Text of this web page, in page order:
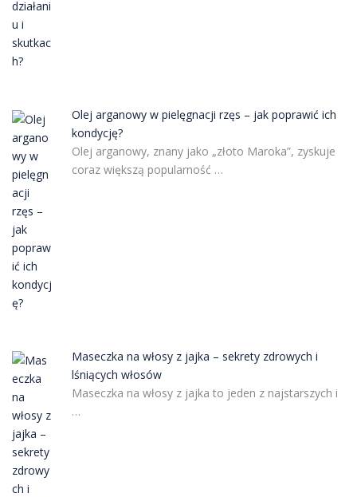
Olej arganowy w pielęgnacji rzęs – jak poprawić ich
kondycję?
Olej arganowy, znany jako „złoto Maroka”, zyskuje
coraz większą popularność …
Maseczka na włosy z jajka – sekrety zdrowych i
lśniących włosów
Maseczka na włosy z jajka to jeden z najstarszych i
…